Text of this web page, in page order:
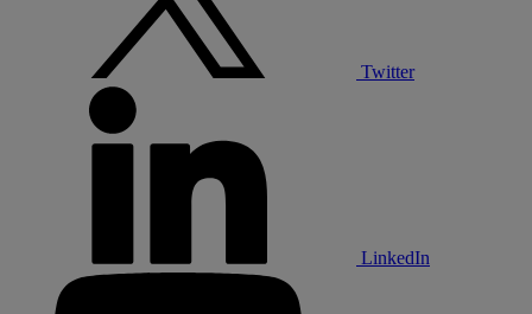
Twitter
LinkedIn